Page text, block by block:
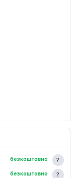
безкоштовно
безкоштовно